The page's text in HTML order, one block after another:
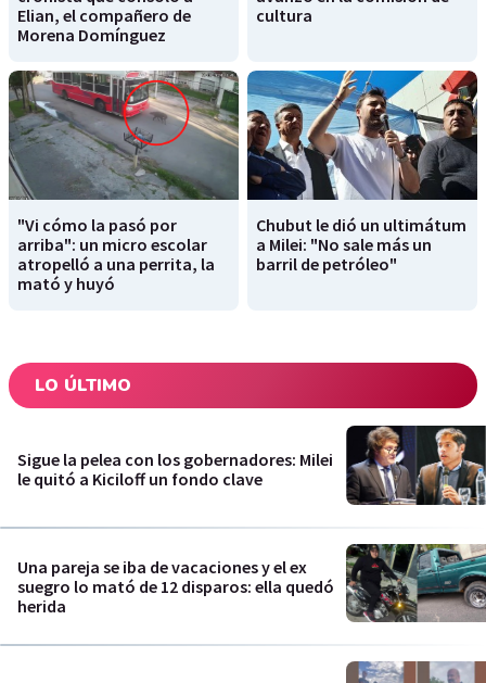
Elian, el compañero de
Morena Domínguez
cultura
"Vi cómo la pasó por
arriba": un micro escolar
atropelló a una perrita, la
mató y huyó
Chubut le dió un ultimátum
a Milei: "No sale más un
barril de petróleo"
LO ÚLTIMO
Sigue la pelea con los gobernadores: Milei
le quitó a Kiciloff un fondo clave
Una pareja se iba de vacaciones y el ex
suegro lo mató de 12 disparos: ella quedó
herida